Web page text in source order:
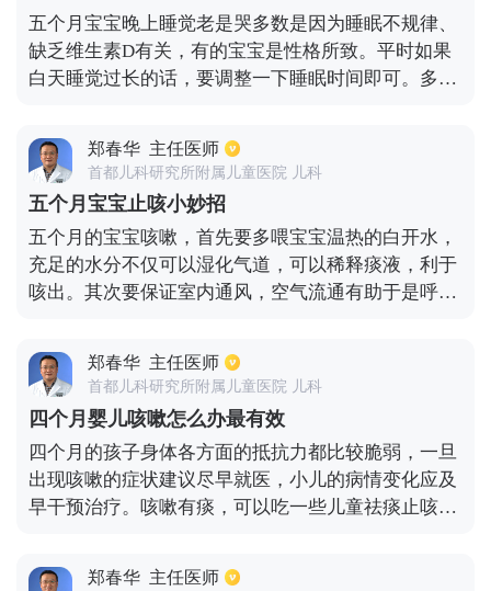
的现象，很有可能是生长速度太快或者发育迟缓，最
好及时到医院去做检查。
五个月宝宝晚上睡觉老是哭多数是因为睡眠不规律、
缺乏维生素D有关，有的宝宝是性格所致。平时如果
白天睡觉过长的话，要调整一下睡眠时间即可。多给
剂，六个月后合理添加辅食会有所改善的。如果是因
为性格原因所致，应尽早带宝宝去医院做气质评估，
如果确诊为难养型，应尽早干预。
郑春华 主任医师
首都儿科研究所附属儿童医院 儿科
五个月宝宝止咳小妙招
五个月的宝宝咳嗽，首先要多喂宝宝温热的白开水，
充足的水分不仅可以湿化气道，可以稀释痰液，利于
咳出。其次要保证室内通风，空气流通有助于是呼吸
些实用小妙招分享一下：方法1：盐蒸橙子并且比用
药道味道要好，宝宝容易接受，还可以用冰糖熬梨水
喝，治疗咳嗽也是很有效的。方法2：宝宝入睡前，
可以给宝宝做一个热敷，也是起到止咳的功效，这个
方法只适合于宝宝受寒引起的咳嗽。它可以使宝宝的
上呼吸道气管和肺部的血管扩张，一般症状两三天就
可以得到缓解。方法3：宝宝睡着的时候，可以将宝
宝宝平躺的时候，宝宝鼻腔里面的分泌物容易流到喉
郑春华 主任医师
首都儿科研究所附属儿童医院 儿科
四个月婴儿咳嗽怎么办最有效
四个月的孩子身体各方面的抵抗力都比较脆弱，一旦
出现咳嗽的症状建议尽早就医，小儿的病情变化应及
早干预治疗。咳嗽有痰，可以吃一些儿童祛痰止咳颗
郑春华 主任医师